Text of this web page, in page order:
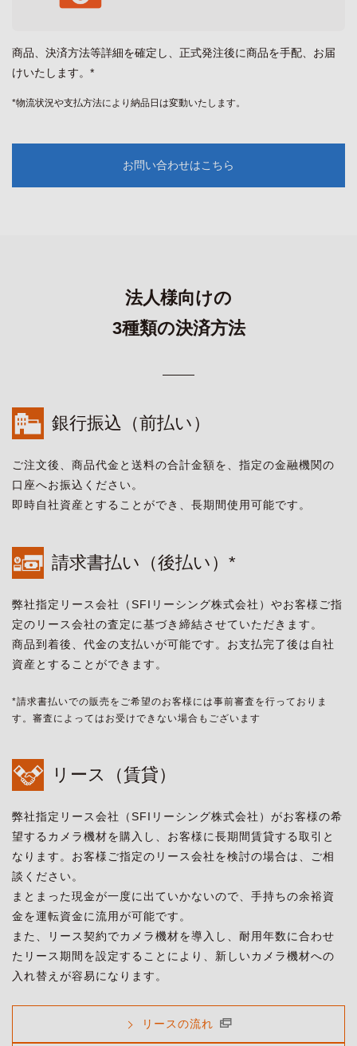
商品、決済方法等詳細を確定し、正式発注後に商品を手配、お届
けいたします。*
*物流状況や支払方法により納品日は変動いたします。
お問い合わせはこちら
法人様向けの
3種類の決済方法
銀行振込（前払い）
ご注文後、商品代金と送料の合計金額を、指定の金融機関の
口座へお振込ください。
即時自社資産とすることができ、長期間使用可能です。
請求書払い（後払い）*
弊社指定リース会社（SFIリーシング株式会社）やお客様ご指
定のリース会社の査定に基づき締結させていただきます。
商品到着後、代金の支払いが可能です。お支払完了後は自社
資産とすることができます。
*請求書払いでの販売をご希望のお客様には事前審査を行っておりま
す。審査によってはお受けできない場合もございます
リース（賃貸）
弊社指定リース会社（SFIリーシング株式会社）がお客様の希
望するカメラ機材を購入し、お客様に長期間賃貸する取引と
なります。お客様ご指定のリース会社を検討の場合は、ご相
談ください。
まとまった現金が一度に出ていかないので、手持ちの余裕資
金を運転資金に流用が可能です。
また、リース契約でカメラ機材を導入し、耐用年数に合わせ
たリース期間を設定することにより、新しいカメラ機材への
入れ替えが容易になります。
リースの流れ